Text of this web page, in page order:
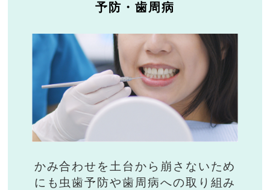
予防・歯周病
かみ合わせを土台から崩さないため
にも虫歯予防や歯周病への取り組み